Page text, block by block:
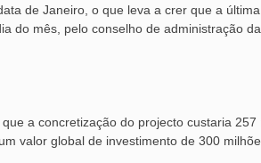
de Janeiro, o que leva a crer que a
do mês, pelo conselho de administração
a concretização do projecto custaria
valor global de investimento de 300